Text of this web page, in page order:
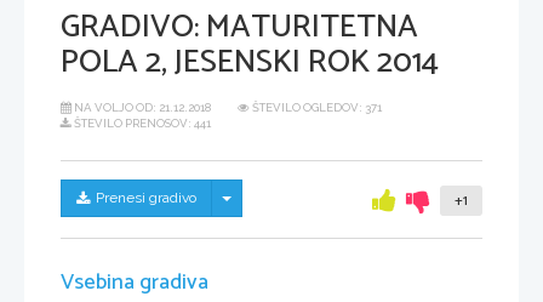
GRADIVO:MATURITETNA
POLA 2, JESENSKI ROK 2014
NA VOLJO OD: 21.12.2018
ŠTEVILO OGLEDOV: 371
ŠTEVILO PRENOSOV: 441
Prenesi gradivo Skrij/prikaži meni +1
Vsebina gradiva